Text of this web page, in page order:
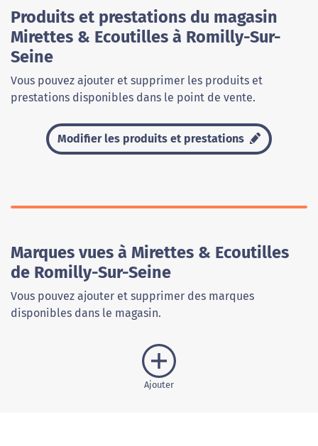
Produits et prestations du magasin
Mirettes & Ecoutilles à Romilly-Sur-
Seine
Vous pouvez ajouter et supprimer les produits et
prestations disponibles dans le point de vente.
Modifier les produits et prestations
Marques vues à Mirettes & Ecoutilles
de Romilly-Sur-Seine
Vous pouvez ajouter et supprimer des marques
disponibles dans le magasin.
Ajouter